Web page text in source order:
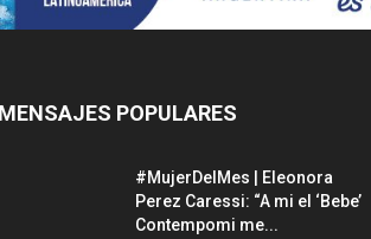
MENSAJES POPULARES
#MujerDelMes | Eleonora
Perez Caressi: “A mi el ‘Bebe’
Contempomi me...